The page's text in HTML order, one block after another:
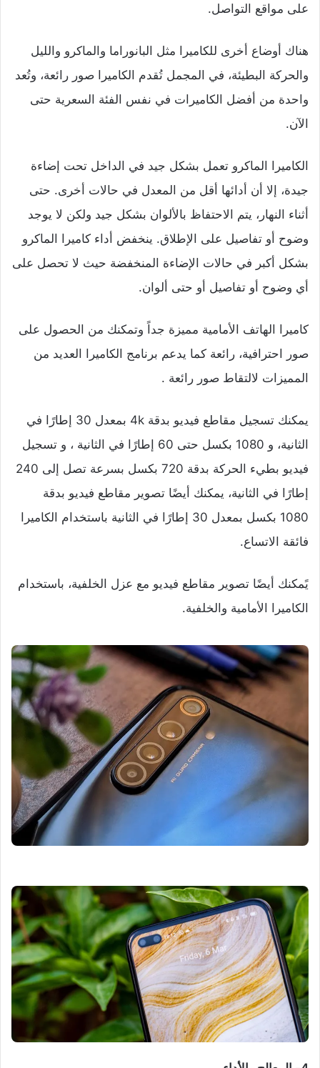
على مواقع التواصل.
هناك أوضاع أخرى للكاميرا مثل البانوراما والماكرو والليل
والحركة البطيئة، في المجمل تُقدم الكاميرا صور رائعة، وتُعد
واحدة من أفضل الكاميرات في نفس الفئة السعرية حتى
الآن.
الكاميرا الماكرو تعمل بشكل جيد في الداخل تحت إضاءة
جيدة، إلا أن أدائها أقل من المعدل في حالات أخرى. حتى
أثناء النهار، يتم الاحتفاظ بالألوان بشكل جيد ولكن لا يوجد
وضوح أو تفاصيل على الإطلاق. ينخفض أداء كاميرا الماكرو
بشكل أكبر في حالات الإضاءة المنخفضة حيث لا تحصل على
أي وضوح أو تفاصيل أو حتى ألوان.
كاميرا الهاتف الأمامية مميزة جداً وتمكنك من الحصول على
صور احترافية، رائعة كما يدعم برنامج الكاميرا العديد من
المميزات لالتقاط صور رائعة .
يمكنك تسجيل مقاطع فيديو بدقة 4k بمعدل 30 إطارًا في
الثانية، و 1080 بكسل حتى 60 إطارًا في الثانية ، و تسجيل
فيديو بطيء الحركة بدقة 720 بكسل بسرعة تصل إلى 240
إطارًا في الثانية، يمكنك أيضًا تصوير مقاطع فيديو بدقة
1080 بكسل بمعدل 30 إطارًا في الثانية باستخدام الكاميرا
فائقة الاتساع.
يًمكنك أيضًا تصوير مقاطع فيديو مع عزل الخلفية، باستخدام
الكاميرا الأمامية والخلفية.